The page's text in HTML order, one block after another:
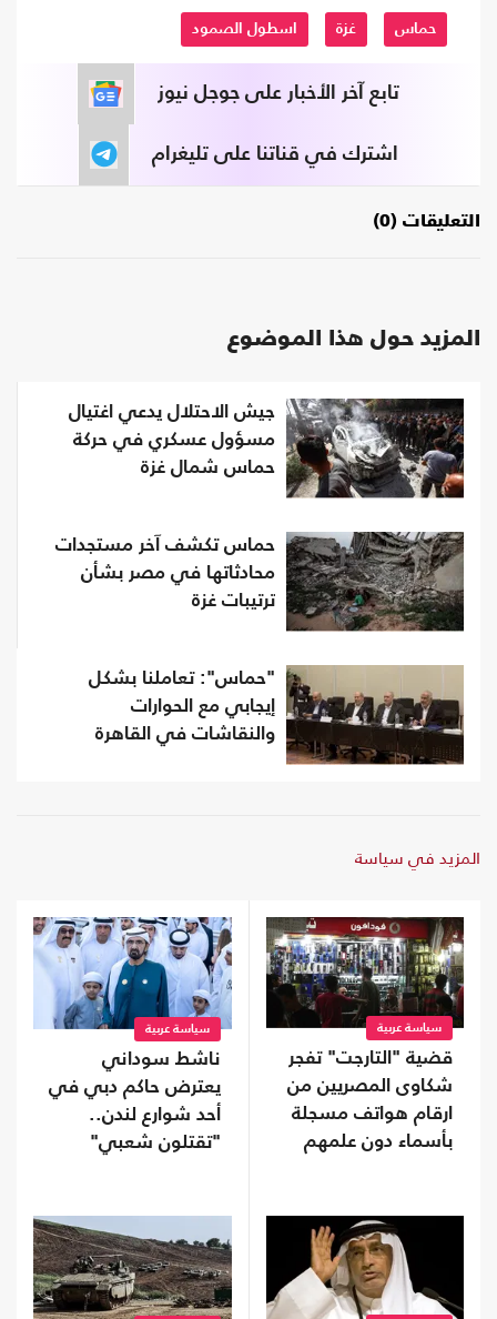
حماس غزة اسطول الصمود
تابع آخر الأخبار على جوجل نيوز
اشترك في قناتنا على تليغرام
التعليقات (0)
المزيد حول هذا الموضوع
جيش الاحتلال يدعي اغتيال
مسؤول عسكري في حركة
حماس شمال غزة
حماس تكشف آخر مستجدات
محادثاتها في مصر بشأن
ترتيبات غزة
"حماس": تعاملنا بشكل
إيجابي مع الحوارات
والنقاشات في القاهرة
المزيد في سياسة
سياسة عربية
قضية "التارجت" تفجر
شكاوى المصريين من
ارقام هواتف مسجلة
بأسماء دون علمهم
سياسة عربية
ناشط سوداني
يعترض حاكم دبي في
أحد شوارع لندن..
"تقتلون شعبي"